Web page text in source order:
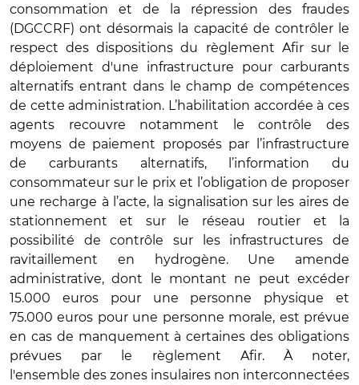
consommation et de la répression des fraudes
(DGCCRF) ont désormais la capacité de contrôler le
respect des dispositions du règlement Afir sur le
déploiement d'une infrastructure pour carburants
alternatifs entrant dans le champ de compétences
de cette administration. L’habilitation accordée à ces
agents recouvre notamment le contrôle des
moyens de paiement proposés par l’infrastructure
de carburants alternatifs, l’information du
consommateur sur le prix et l’obligation de proposer
une recharge à l’acte, la signalisation sur les aires de
stationnement et sur le réseau routier et la
possibilité de contrôle sur les infrastructures de
ravitaillement en hydrogène. Une amende
administrative, dont le montant ne peut excéder
15.000 euros pour une personne physique et
75.000 euros pour une personne morale, est prévue
en cas de manquement à certaines des obligations
prévues par le règlement Afir.À noter,
l'ensemble des zones insulaires non interconnectées